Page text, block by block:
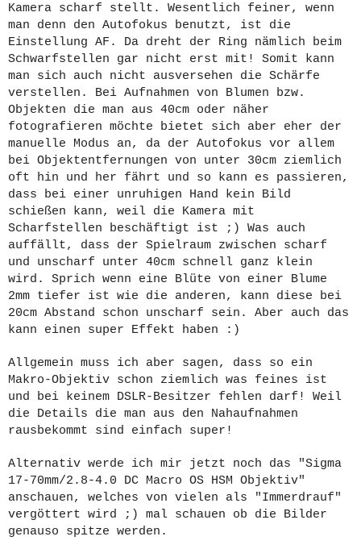
Kamera scharf stellt. Wesentlich feiner, wenn
man denn den Autofokus benutzt, ist die
Einstellung AF. Da dreht der Ring nämlich beim
Schwarfstellen gar nicht erst mit! Somit kann
man sich auch nicht ausversehen die Schärfe
verstellen. Bei Aufnahmen von Blumen bzw.
Objekten die man aus 40cm oder näher
fotografieren möchte bietet sich aber eher der
manuelle Modus an, da der Autofokus vor allem
bei Objektentfernungen von unter 30cm ziemlich
oft hin und her fährt und so kann es passieren,
dass bei einer unruhigen Hand kein Bild
schießen kann, weil die Kamera mit
Scharfstellen beschäftigt ist ;) Was auch
auffällt, dass der Spielraum zwischen scharf
und unscharf unter 40cm schnell ganz klein
wird. Sprich wenn eine Blüte von einer Blume
2mm tiefer ist wie die anderen, kann diese bei
20cm Abstand schon unscharf sein. Aber auch das
kann einen super Effekt haben :)
Allgemein muss ich aber sagen, dass so ein
Makro-Objektiv schon ziemlich was feines ist
und bei keinem DSLR-Besitzer fehlen darf! Weil
die Details die man aus den Nahaufnahmen
rausbekommt sind einfach super!
Alternativ werde ich mir jetzt noch das "Sigma
17-70mm/2.8-4.0 DC Macro OS HSM Objektiv"
anschauen, welches von vielen als "Immerdrauf"
vergöttert wird ;) mal schauen ob die Bilder
genauso spitze werden.